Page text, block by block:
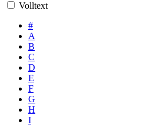
Volltext
#
A
B
C
D
E
F
G
H
I